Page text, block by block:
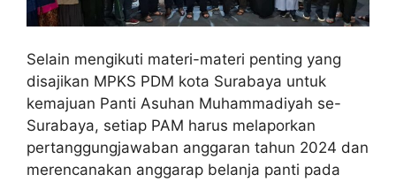
Selain mengikuti materi-materi penting yang
disajikan MPKS PDM kota Surabaya untuk
kemajuan Panti Asuhan Muhammadiyah se-
Surabaya, setiap PAM harus melaporkan
pertanggungjawaban anggaran tahun 2024 dan
merencanakan anggarap belanja panti pada